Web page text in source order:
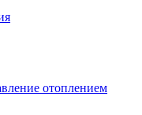
отоплением